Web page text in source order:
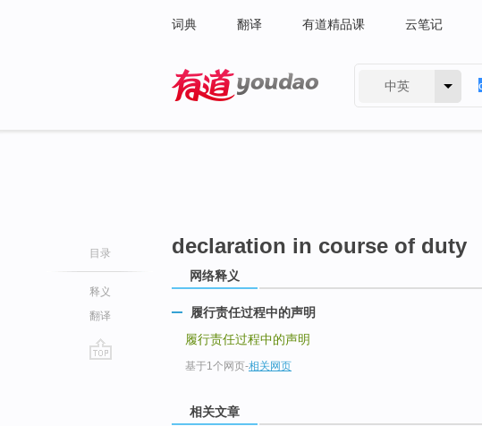
词典 翻译 有道精品课 云笔记
中英
目录
释义
翻译
declaration in course of duty
网络释义
履行责任过程中的声明
履行责任过程中的声明
基于1个网页-相关网页
相关文章